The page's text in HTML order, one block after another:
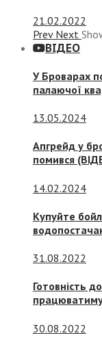
21.02.2022
Prev Next
ВІДЕО
У Броварах
палаючої
13.05.2024
Апгрейд у
помився
14.02.2024
Купуйте
31.08.2022
Готовність
30.08.2022